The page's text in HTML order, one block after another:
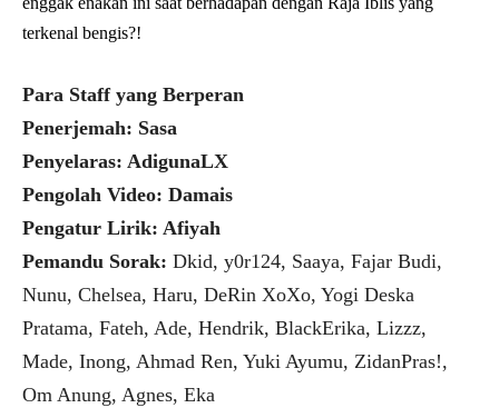
terkenal bengis?!
Para Staff yang Berperan
Penerjemah: Sasa
Penyelaras: AdigunaLX
Pengolah Video: Damais
Pengatur Lirik: Afiyah
Pemandu Sorak: Dkid, y0r124, Saaya, Fajar Budi,
Nunu, Chelsea, Haru, DeRin XoXo, Yogi Deska
Pratama, Fateh, Ade, Hendrik, BlackErika, Lizzz,
Made, Inong, Ahmad Ren, Yuki Ayumu, ZidanPras!,
Om Anung, Agnes, Eka